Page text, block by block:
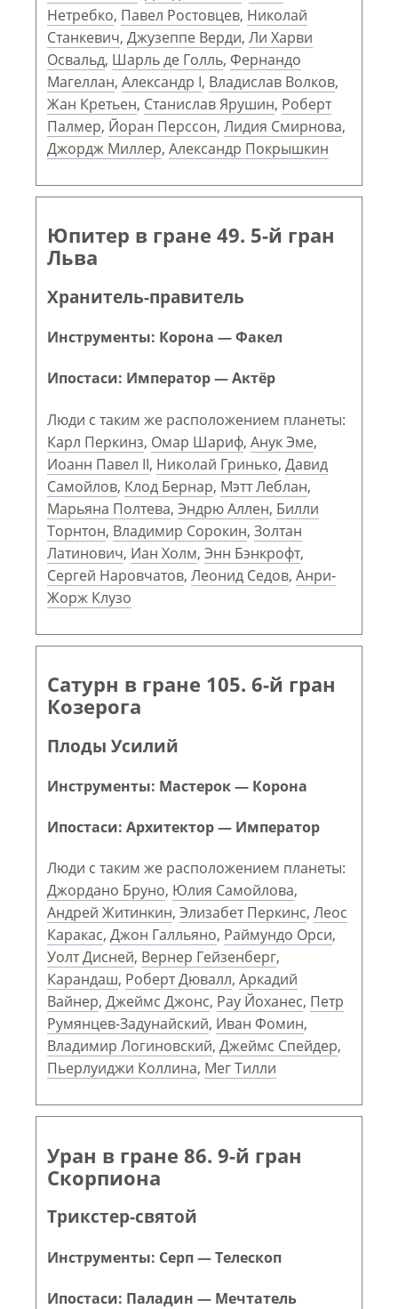
Нетребко, Павел Ростовцев, Николай
Станкевич, Джузеппе Верди, Ли Харви
Освальд, Шарль де Голль, Фернандо
Магеллан, Александр I, Владислав Волков,
Жан Кретьен, Станислав Ярушин, Роберт
Палмер, Йоран Перссон, Лидия Смирнова,
Джордж Миллер, Александр Покрышкин
Юпитер в гране 49. 5-й гран
Льва
Хранитель-правитель
Инструменты: Корона — Факел
Ипостаси: Император — Актёр
Люди с таким же расположением планеты:
Карл Перкинз, Омар Шариф, Анук Эме,
Иоанн Павел II, Николай Гринько, Давид
Самойлов, Клод Бернар, Мэтт Леблан,
Марьяна Полтева, Эндрю Аллен, Билли
Торнтон, Владимир Сорокин, Золтан
Латинович, Иан Холм, Энн Бэнкрофт,
Сергей Наровчатов, Леонид Седов, Анри-
Жорж Клузо
Сатурн в гране 105. 6-й гран
Козерога
Плоды Усилий
Инструменты: Мастерок — Корона
Ипостаси: Архитектор — Император
Люди с таким же расположением планеты:
Джордано Бруно, Юлия Самойлова,
Андрей Житинкин, Элизабет Перкинс, Леос
Каракас, Джон Галльяно, Раймундо Орси,
Уолт Дисней, Вернер Гейзенберг,
Карандаш, Роберт Дювалл, Аркадий
Вайнер, Джеймс Джонс, Рау Йоханес, Петр
Румянцев-Задунайский, Иван Фомин,
Владимир Логиновский, Джеймс Спейдер,
Пьерлуиджи Коллина, Мег Тилли
Уран в гране 86. 9-й гран
Скорпиона
Трикстер-святой
Инструменты: Серп — Телескоп
Ипостаси: Паладин — Мечтатель